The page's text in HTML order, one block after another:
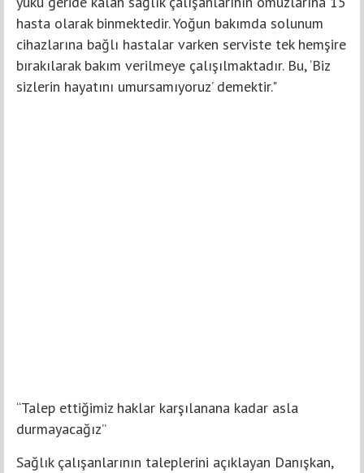
hasta olarak binmektedir. Yoğun bakımda solunum
cihazlarına bağlı hastalar varken serviste tek hemşire
bırakılarak bakım verilmeye çalışılmaktadır. Bu, ‘Biz
sizlerin hayatını umursamıyoruz’ demektir."
“Talep ettiğimiz haklar karşılanana kadar asla
durmayacağız”
Sağlık çalışanlarının taleplerini açıklayan Danışkan,